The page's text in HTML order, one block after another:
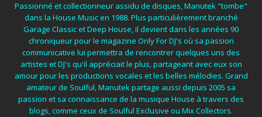
Passionné et collectionneur assidu de disques, Manutek "tombe"
dans la House Music en 1988. Plus particulièrement branché
Garage Classic et Deep House, il devient dans les années 90
chroniqueur pour le magazine Only For DJ's où sa passion
communicative lui permettra de rencontrer quelques uns des
artistes et DJ's qu'il appréciait le plus, partageant avec eux son
amour pour les productions vocales et les belles mélodies. Grand
amateur de Soulful, Manutek partage aussi depuis 2005 sa
passion et sa connaissance de la musique House à travers des
blogs, comme ceux de Soulful Exclusive ou Mix Collectors.